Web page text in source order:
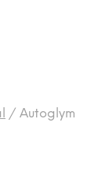
/ Autoglym